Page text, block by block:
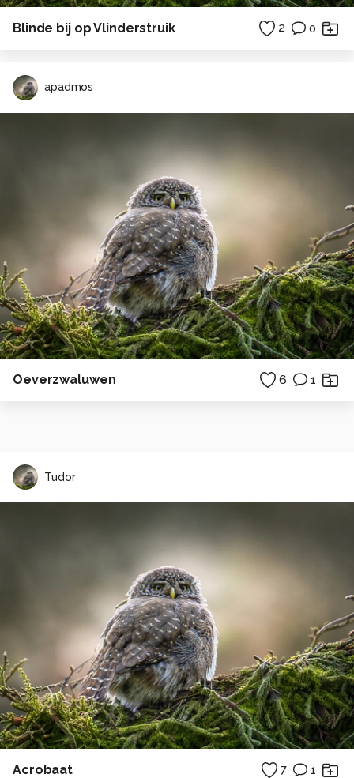
Blinde bij op Vlinderstruik 2 0
apadmos
Oeverzwaluwen 6 1
Tudor
Acrobaat 7 1